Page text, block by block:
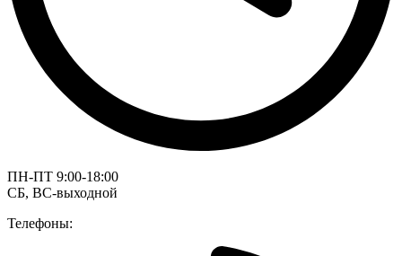
ПН-ПТ 9:00-18:00
СБ, ВС-выходной
Телефоны: